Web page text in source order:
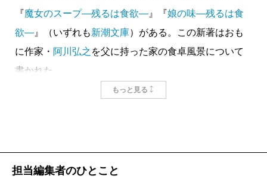
『魔女のスープ―残るは食欲― 』『娘の味―残るは食
欲― 』（いずれも新潮文庫）がある。この新著はおも
に作家・ 阿川弘之 を父に持った家の食卓風景について
書かれた。
〈二〇一五年に他界した父の口癖は、「死ぬまであと
してくれる！」と本気で憤怒したものだ〉。一方〈旨
もっと見る
担当編集者のひとこと